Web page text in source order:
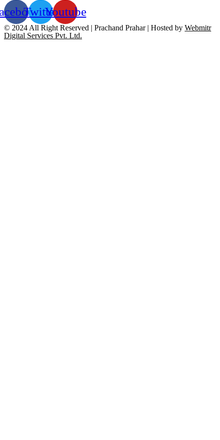
TwitterYoutube
© 2024 All Right Reserved | Prachand Prahar | Hosted by Webmitr
Digital Services Pvt. Ltd.